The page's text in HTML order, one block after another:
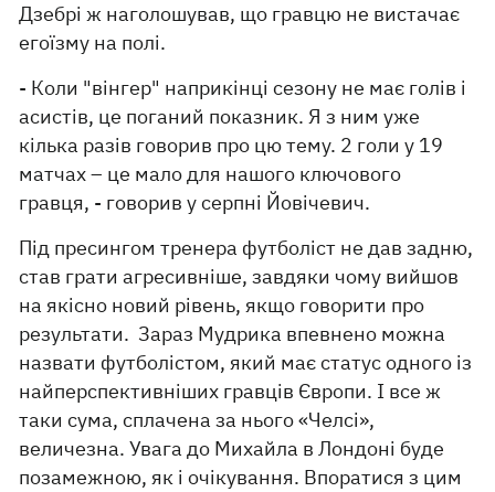
Дзебрі ж наголошував, що гравцю не вистачає
егоїзму на полі.
- Коли "вінгер" наприкінці сезону не має голів і
асистів, це поганий показник. Я з ним уже
кілька разів говорив про цю тему. 2 голи у 19
матчах – це мало для нашого ключового
гравця, - говорив у серпні Йовічевич.
Під пресингом тренера футболіст не дав задню,
став грати агресивніше, завдяки чому вийшов
на якісно новий рівень, якщо говорити про
результати. Зараз Мудрика впевнено можна
назвати футболістом, який має статус одного із
найперспективніших гравців Європи. І все ж
таки сума, сплачена за нього «Челсі»,
величезна. Увага до Михайла в Лондоні буде
позамежною, як і очікування. Впоратися з цим